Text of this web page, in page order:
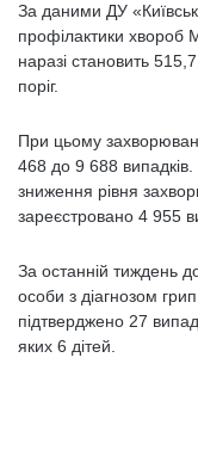
За даними ДУ
профілактики хвороб
наразі становить
поріг.
При цьому
468 до 9 688
зниження рівня
зареєстровано 4 955
За останній тиждень
особи з діагнозом
підтверджено 27
яких 6 дітей.